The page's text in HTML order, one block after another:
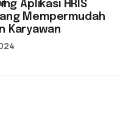
Aplikasi HRIS
Mempermudah
Karyawan